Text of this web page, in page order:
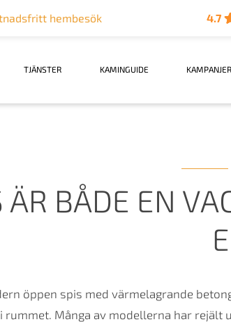
hembesök 4.7
TJÄNSTER KAMINGUIDE KAMPANJER
BÅDE EN
öppen spis med värmelagrande
rummet. Många av modellerna har